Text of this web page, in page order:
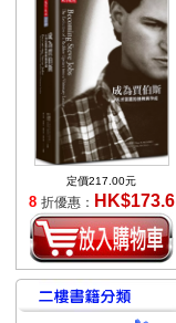
定價217.00元
8 折優惠： HK$173.6